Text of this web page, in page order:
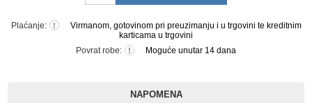
Plaćanje: !
Virmanom, gotovinom pri preuzimanju i u trgovini te kreditnim
karticama u trgovini
Povrat robe:
! Moguće unutar 14 dana
NAPOMENA